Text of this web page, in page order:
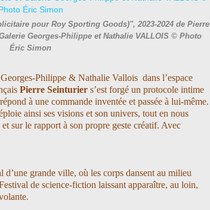
pour Roy Sporting Goods)", 2023-2024 de Pierre
Georges-Philippe et Nathalie VALLOIS © Photo
Éric Simon
Philippe & Nathalie Vallois dans l’espace
Pierre Seinturier s’est forgé un protocole intime
à une commande inventée et passée à lui-même.
ainsi ses visions et son univers, tout en nous
sur le rapport à son propre geste créatif. Avec
grande ville, où les corps dansent au milieu
de science-fiction laissant apparaître, au loin,